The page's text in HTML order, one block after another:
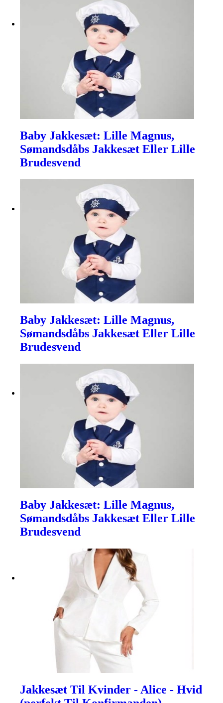
Baby Jakkesæt: Lille Magnus,
Sømandsdåbs Jakkesæt Eller Lille
Brudesvend
Baby Jakkesæt: Lille Magnus,
Sømandsdåbs Jakkesæt Eller Lille
Brudesvend
Baby Jakkesæt: Lille Magnus,
Sømandsdåbs Jakkesæt Eller Lille
Brudesvend
Jakkesæt Til Kvinder - Alice - Hvid